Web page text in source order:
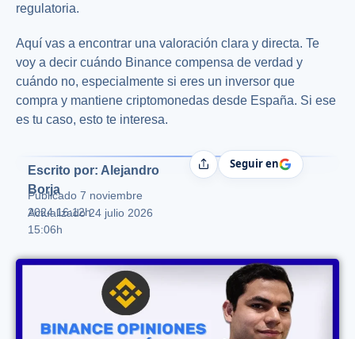
regulatoria.
Aquí vas a encontrar una valoración clara y directa. Te
voy a decir cuándo Binance compensa de verdad y
cuándo no, especialmente si eres un inversor que
compra y mantiene criptomonedas desde España. Si ese
es tu caso, esto te interesa.
Escrito por: Alejandro
Borja
Publicado 7 noviembre
2024 16:12h
Actualizado 24 julio 2026
15:06h
CompartirSeguir en